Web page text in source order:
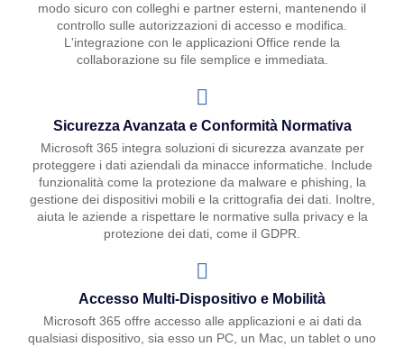
modo sicuro con colleghi e partner esterni, mantenendo il
controllo sulle autorizzazioni di accesso e modifica.
L'integrazione con le applicazioni Office rende la
collaborazione su file semplice e immediata.
Sicurezza Avanzata e Conformità Normativa
Microsoft 365 integra soluzioni di sicurezza avanzate per
proteggere i dati aziendali da minacce informatiche. Include
funzionalità come la protezione da malware e phishing, la
gestione dei dispositivi mobili e la crittografia dei dati. Inoltre,
aiuta le aziende a rispettare le normative sulla privacy e la
protezione dei dati, come il GDPR.
Accesso Multi-Dispositivo e Mobilità
Microsoft 365 offre accesso alle applicazioni e ai dati da
qualsiasi dispositivo, sia esso un PC, un Mac, un tablet o uno